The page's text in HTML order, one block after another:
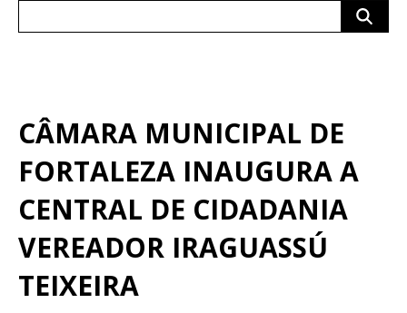
CÂMARA MUNICIPAL DE
FORTALEZA INAUGURA A
CENTRAL DE CIDADANIA
VEREADOR IRAGUASSÚ
TEIXEIRA